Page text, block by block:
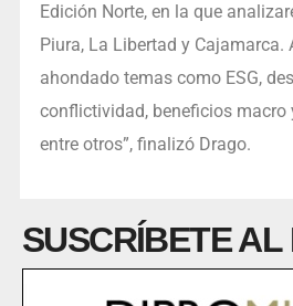
Edición Norte, en la que
Piura, La Libertad y Cajamarca.
ahondado temas como ESG,
conflictividad, beneficios macro
entre otros”, finalizó Drago.
SUSCRÍBETE